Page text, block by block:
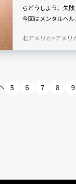
らどうしよう、失
今回はメンタルヘ
北アメリカ
アメリ
5 6 7 8 9